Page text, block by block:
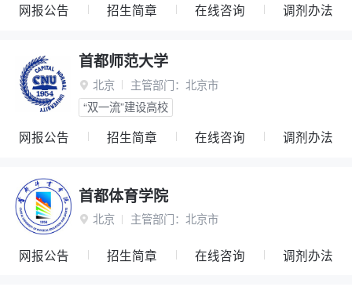
网报公告 招生简章 在线咨询 调剂办法
首都师范大学
 北京 主管部门： 北京市
“双一流”建设高校
网报公告 招生简章 在线咨询 调剂办法
首都体育学院
 北京 主管部门： 北京市
网报公告 招生简章 在线咨询 调剂办法